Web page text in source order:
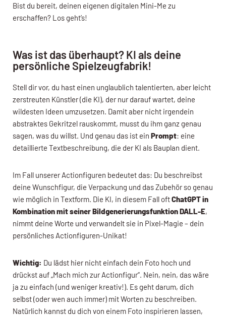
Bist du bereit, deinen eigenen digitalen Mini-Me zu
erschaffen? Los geht’s!
Was ist das überhaupt? KI als deine
persönliche Spielzeugfabrik!
Stell dir vor, du hast einen unglaublich talentierten, aber leicht
zerstreuten Künstler (die KI), der nur darauf wartet, deine
wildesten Ideen umzusetzen. Damit aber nicht irgendein
abstraktes Gekritzel rauskommt, musst du ihm ganz genau
sagen, was du willst. Und genau das ist ein Prompt: eine
detaillierte Textbeschreibung, die der KI als Bauplan dient.
Im Fall unserer Actionfiguren bedeutet das: Du beschreibst
deine Wunschfigur, die Verpackung und das Zubehör so genau
wie möglich in Textform. Die KI, in diesem Fall oftChatGPT in
Kombination mit seiner Bildgenerierungsfunktion DALL-E,
nimmt deine Worte und verwandelt sie in Pixel-Magie – dein
persönliches Actionfiguren-Unikat!
Wichtig: Du lädst hier nicht einfach dein Foto hoch und
drückst auf „Mach mich zur Actionfigur“. Nein, nein, das wäre
ja zu einfach (und weniger kreativ!). Es geht darum, dich
selbst (oder wen auch immer) mit Worten zu beschreiben.
Natürlich kannst du dich von einem Foto inspirieren lassen,